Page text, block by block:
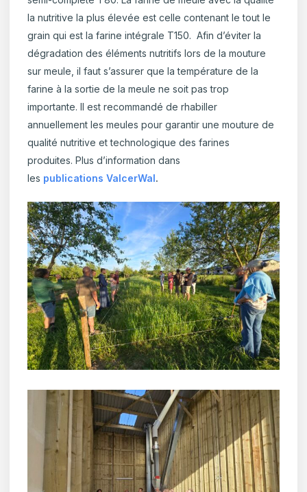
la nutritive la plus élevée est celle contenant le tout le
grain qui est la farine intégrale T150. Afin d’éviter la
dégradation des éléments nutritifs lors de la mouture
sur meule, il faut s’assurer que la température de la
farine à la sortie de la meule ne soit pas trop
importante. Il est recommandé de rhabiller
annuellement les meules pour garantir une mouture de
qualité nutritive et technologique des farines
produites. Plus d’information dans
les publications ValcerWal.